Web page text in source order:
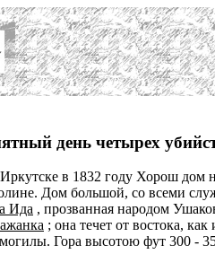
день четырех
в 1832 году Хорош дом
Дом большой, со всеми
Ида , прозванная народом
; она течет от востока,
Гора высотою фут 300 -